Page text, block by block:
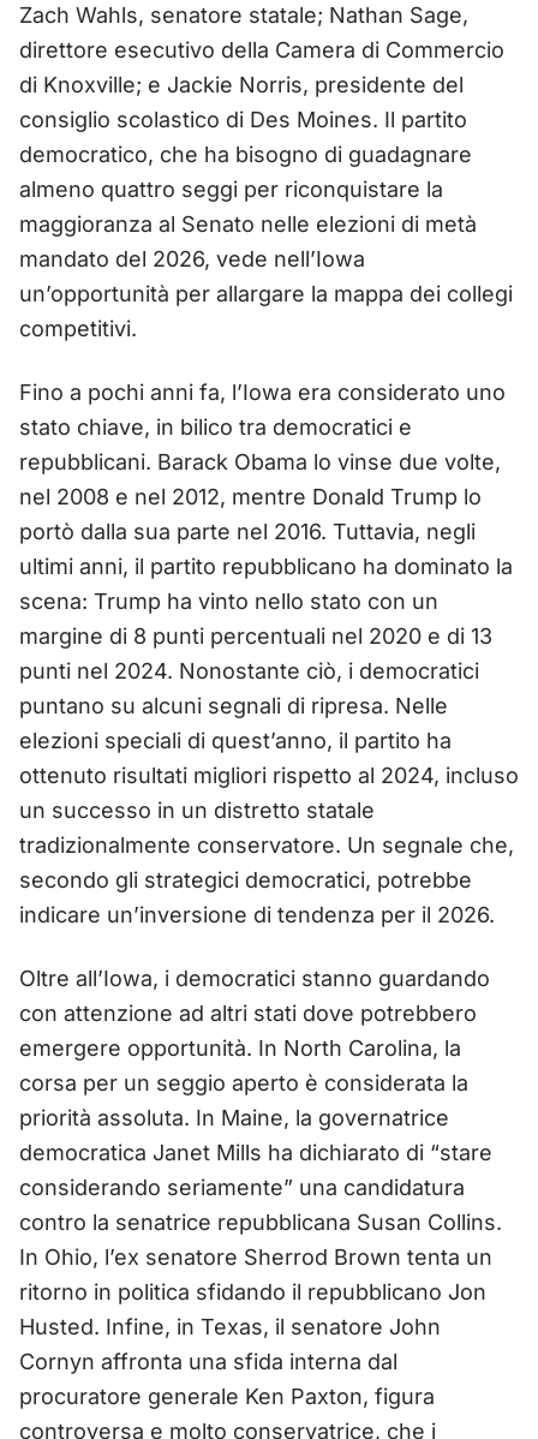
Zach Wahls, senatore statale; Nathan Sage,
direttore esecutivo della Camera di Commercio
di Knoxville; e Jackie Norris, presidente del
consiglio scolastico di Des Moines. Il partito
democratico, che ha bisogno di guadagnare
almeno quattro seggi per riconquistare la
maggioranza al Senato nelle elezioni di metà
mandato del 2026, vede nell’Iowa
un’opportunità per allargare la mappa dei collegi
competitivi.
Fino a pochi anni fa, l’Iowa era considerato uno
stato chiave, in bilico tra democratici e
repubblicani. Barack Obama lo vinse due volte,
nel 2008 e nel 2012, mentre Donald Trump lo
portò dalla sua parte nel 2016. Tuttavia, negli
ultimi anni, il partito repubblicano ha dominato la
scena: Trump ha vinto nello stato con un
margine di 8 punti percentuali nel 2020 e di 13
punti nel 2024. Nonostante ciò, i democratici
puntano su alcuni segnali di ripresa. Nelle
elezioni speciali di quest’anno, il partito ha
ottenuto risultati migliori rispetto al 2024, incluso
un successo in un distretto statale
tradizionalmente conservatore. Un segnale che,
secondo gli strategici democratici, potrebbe
indicare un’inversione di tendenza per il 2026.
Oltre all’Iowa, i democratici stanno guardando
con attenzione ad altri stati dove potrebbero
emergere opportunità. In North Carolina, la
corsa per un seggio aperto è considerata la
priorità assoluta. In Maine, la governatrice
democratica Janet Mills ha dichiarato di “stare
considerando seriamente” una candidatura
contro la senatrice repubblicana Susan Collins.
In Ohio, l’ex senatore Sherrod Brown tenta un
ritorno in politica sfidando il repubblicano Jon
Husted. Infine, in Texas, il senatore John
Cornyn affronta una sfida interna dal
procuratore generale Ken Paxton, figura
controversa e molto conservatrice, che i